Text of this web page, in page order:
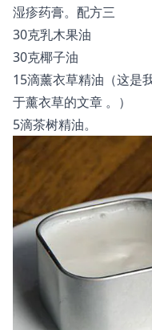
湿疹药膏。配方三
30克乳木果油
30克椰子油
15滴薰衣草精油（这是
于薰衣草的文章 。）
5滴茶树精油。